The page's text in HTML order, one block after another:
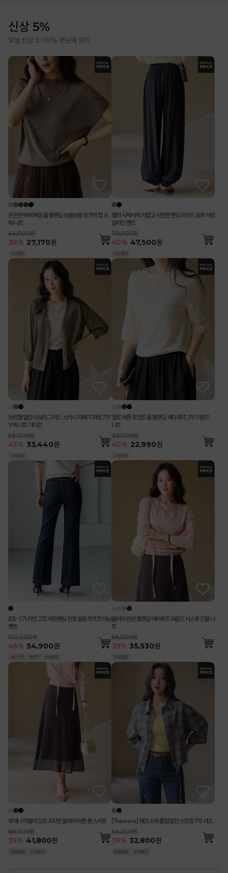
신상 5%
오늘 신상 5-10% 한눈에 보기
은은한 배색 짜임 울 블렌딩 보들보들 모크넥 캡 소
매 니트
44,000원
38% 27,170원
벨리 사락사락 가볍고 시원한 밴딩 와이드 요루 셔링
알라딘 팬츠
79,000원
40% 47,500원
브리엘 밑단 시보리 그리드 스카시 꽈배기 짜임 7부
V넥 니트 가디건
59,000원
43% 33,440원
엘로 버튼 포인트 울 블렌딩 세미 루즈 7부 라운드
니트
38,000원
40% 22,990원
(55-77) 라인 고트 히든밴딩 진청 슬림 부츠컷 데님
팬츠
102,000원
46% 54,900원
올리아 린넨 블렌딩 여리루즈 라운드 시스루 긴팔 니
트
58,000원
39% 35,530원
루애나 러블리 도트 A라인 플레어 쉬폰 롱 스커트
68,000원
39% 41,800원
[Theonme] 체크 소매 롤업 밑단 스트링 7부 셔츠
54,200원
39% 32,800원